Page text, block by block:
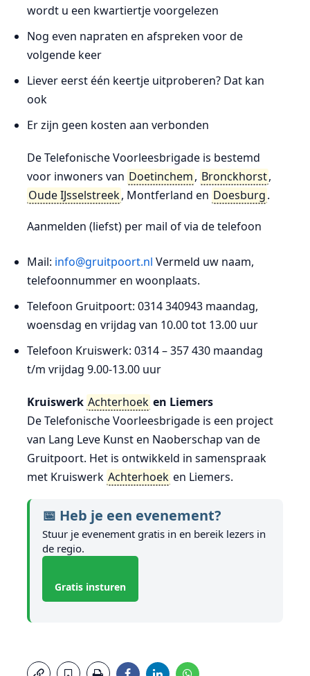
wordt u een kwartiertje voorgelezen
Nog even napraten en afspreken voor de
volgende keer
Liever eerst één keertje uitproberen? Dat kan
ook
Er zijn geen kosten aan verbonden
De Telefonische Voorleesbrigade is bestemd
voor inwoners van Doetinchem, Bronckhorst,
Oude IJsselstreek, Montferland en Doesburg.
Aanmelden (liefst) per mail of via de telefoon
Mail: info@gruitpoort.nl Vermeld uw naam,
telefoonnummer en woonplaats.
Telefoon Gruitpoort: 0314 340943 maandag,
woensdag en vrijdag van 10.00 tot 13.00 uur
Telefoon Kruiswerk: 0314 – 357 430 maandag
t/m vrijdag 9.00-13.00 uur
Kruiswerk Achterhoek en Liemers
De Telefonische Voorleesbrigade is een project
van Lang Leve Kunst en Naoberschap van de
Gruitpoort. Het is ontwikkeld in samenspraak
met Kruiswerk Achterhoek en Liemers.
📅 Heb je een evenement?
Stuur je evenement gratis in en bereik lezers in
de regio.
Gratis insturen